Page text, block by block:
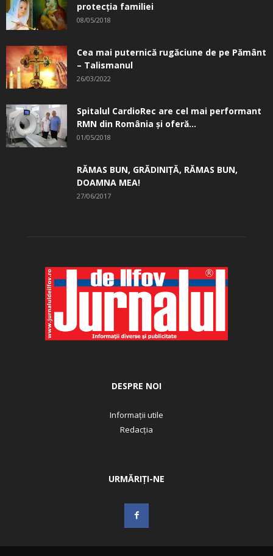
protecția familiei
08/05/2018
Cea mai puternică rugăciune de pe Pământ
– Talismanul
26/03/2022
Spitalul CardioRec are cel mai performant
RMN din România și oferă...
01/05/2018
RĂMAS BUN, GRĂDINIŢĂ, ­RĂMAS BUN,
DOAMNA MEA!
27/06/2017
DESPRE NOI
Informații utile
Redacția
URMĂRIȚI-NE